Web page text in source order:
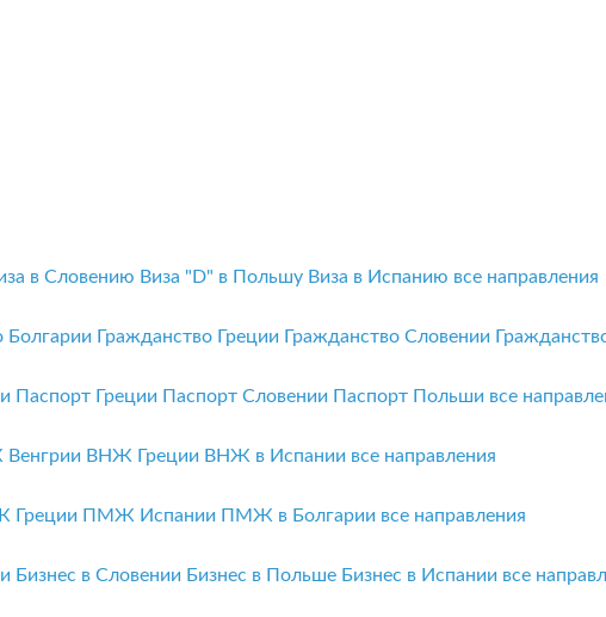
в Словению Виза "D" в Польшу Виза в Испанию все направления
Болгарии Гражданство Греции Гражданство Словении
Паспорт Греции Паспорт Словении Паспорт Польши все
ВНЖ Греции ВНЖ в Испании все направления
ПМЖ Испании ПМЖ в Болгарии все направления
Бизнес в Словении Бизнес в Польше Бизнес в Испании все